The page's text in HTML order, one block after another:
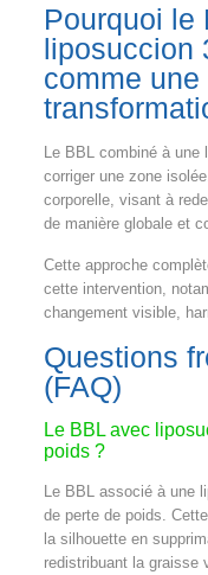
Pourquoi le
liposuccion
comme
Le BBL combiné à
corriger une zone
corporelle, visant à
de manière globale et
Cette approche
cette intervention,
changement visible,
Questions
(FAQ)
Le BBL avec
poids ?
Le BBL associé à une
de perte de poids.
la silhouette en
redistribuant la graisse